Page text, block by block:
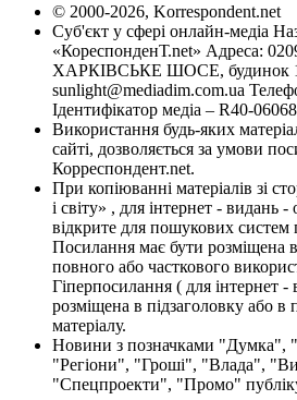
© 2000-2026, Korrespondent.net
Суб'єкт у сфері онлайн-медіа
«КореспонденТ.net» Адреса:
ХАРКІВСЬКЕ ШОСЕ, будинок
sunlight@mediadim.com.ua
Ідентифікатор медіа – R40-06068
Використання будь-яких
сайті, дозволяється за умови
Корреспондент.net.
При копіюванні матеріалів зі
і світу» , для інтернет - видань
відкрите для пошукових систем
Посилання має бути розміщена в
повного або часткового
Гіперпосилання ( для інтернет
розміщена в підзаголовку або в
матеріалу.
Новини з позначками "Думка",
"Регіони", "Гроші", "Влада",
"Спецпроекти", "Промо"